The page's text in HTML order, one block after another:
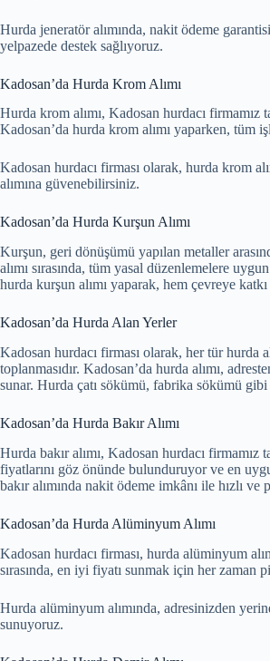
Hurda jeneratör alımında, nakit ödeme
yelpazede destek sağlıyoruz.
Kadosan’da Hurda Krom Alımı
Hurda krom alımı, Kadosan hurdacı
Kadosan’da hurda krom alımı yaparken, tüm
Kadosan hurdacı firması olarak, hurda krom
alımına güvenebilirsiniz.
Kadosan’da Hurda Kurşun Alımı
Kurşun, geri dönüşümü yapılan metaller
alımı sırasında, tüm yasal düzenlemelere
hurda kurşun alımı yaparak, hem çevreye
Kadosan’da Hurda Alan Yerler
Kadosan hurdacı firması olarak, her tür hurda
toplanmasıdır. Kadosan’da hurda alımı,
sunar. Hurda çatı sökümü, fabrika sökümü
Kadosan’da Hurda Bakır Alımı
Hurda bakır alımı, Kadosan hurdacı
fiyatlarını göz önünde bulunduruyor ve en
bakır alımında nakit ödeme imkânı ile hızlı
Kadosan’da Hurda Alüminyum Alımı
Kadosan hurdacı firması, hurda alüminyum
sırasında, en iyi fiyatı sunmak için her zaman
Hurda alüminyum alımında, adresinizden
sunuyoruz.